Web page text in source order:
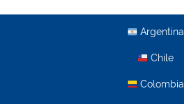
Argentina
Chile
Colombia